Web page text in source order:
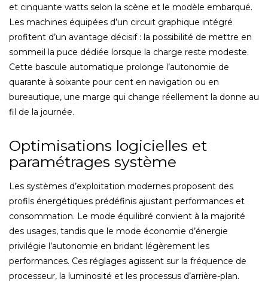
et cinquante watts selon la scène et le modèle embarqué.
Les machines équipées d’un circuit graphique intégré
profitent d’un avantage décisif : la possibilité de mettre en
sommeil la puce dédiée lorsque la charge reste modeste.
Cette bascule automatique prolonge l’autonomie de
quarante à soixante pour cent en navigation ou en
bureautique, une marge qui change réellement la donne au
fil de la journée.
Optimisations logicielles et
paramétrages système
Les systèmes d’exploitation modernes proposent des
profils énergétiques prédéfinis ajustant performances et
consommation. Le mode équilibré convient à la majorité
des usages, tandis que le mode économie d’énergie
privilégie l’autonomie en bridant légèrement les
performances. Ces réglages agissent sur la fréquence de
processeur, la luminosité et les processus d’arrière-plan.